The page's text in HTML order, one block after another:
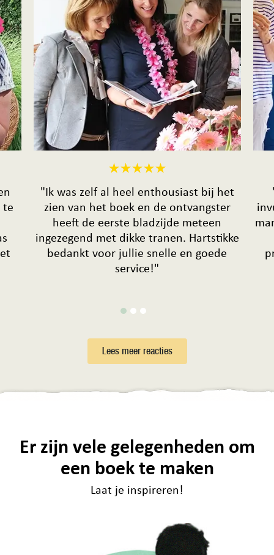
te
"Ik was zelf al heel enthousiast bij het
zien van het boek en de ontvangster
heeft de eerste bladzijde meteen
ingezegend met dikke tranen. Hartstikke
bedankt voor jullie snelle en goede
service!"
Lees meer reacties
Er zijn vele gelegenheden om
een boek te maken
Laat je inspireren!